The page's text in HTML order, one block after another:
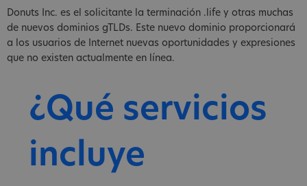
Donuts Inc. es el solicitante la terminación .life y otras muchas
de nuevos dominios gTLDs. Este nuevo dominio proporcionará
a los usuarios de Internet nuevas oportunidades y expresiones
que no existen actualmente en línea.
¿Qué servicios
incluye